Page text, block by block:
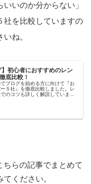
いのか分からない」
社を比較していますの
ね。
初心者におすすめのレン
底比較！
ブログを始める方に向けて『お
５社』を徹底比較しました。レ
のコツも詳しく解説しています
らの記事でまとめて
ください。